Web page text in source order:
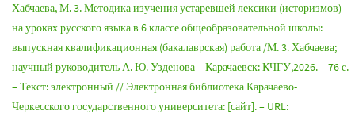
Хабчаева, М. 3. Методика изучения устаревшей лексики (историзмов)
на уроках русского языка в 6 классе общеобразовательной школы:
выпускная квалификационная (бакалаврская) работа /М. 3. Хабчаева;
научный руководитель А. Ю. Узденова – Карачаевск: КЧГУ,2026. – 76 с.
– Текст: электронный // Электронная библиотека Карачаево-
Черкесского государственного университета: [сайт]. – URL: